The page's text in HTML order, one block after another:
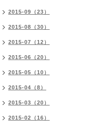
2015-09（23）
2015-08（30）
2015-07（12）
2015-06（20）
2015-05（10）
2015-04（8）
2015-03（20）
2015-02（16）